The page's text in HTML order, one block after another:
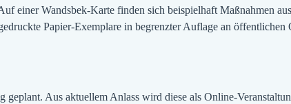
einer Wandsbek-Karte finden sich beispielhaft Maßnahmen
Papier-Exemplare in begrenzter Auflage an
Aus aktuellem Anlass wird diese als Online-